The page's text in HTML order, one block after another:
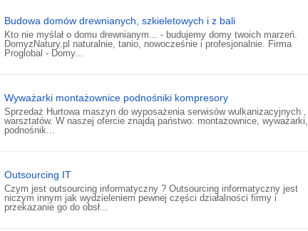
Budowa domów drewnianych, szkieletowych i z bali
Kto nie myślał o domu drewnianym... - budujemy domy twoich marzeń.
DomyzNatury.pl naturalnie, tanio, nowocześnie i profesjonalnie. Firma
Proglobal - Domy...
Wyważarki montażownice podnośniki kompresory
Sprzedaż Hurtowa maszyn do wyposażenia serwisów wulkanizacyjnych ,
warsztatów. W naszej ofercie znajdą państwo: montażownice, wyważarki,
podnośnik...
Outsourcing IT
Czym jest outsourcing informatyczny ? Outsourcing informatyczny jest
niczym innym jak wydzieleniem pewnej części działalności firmy i
przekazanie go do obsł...